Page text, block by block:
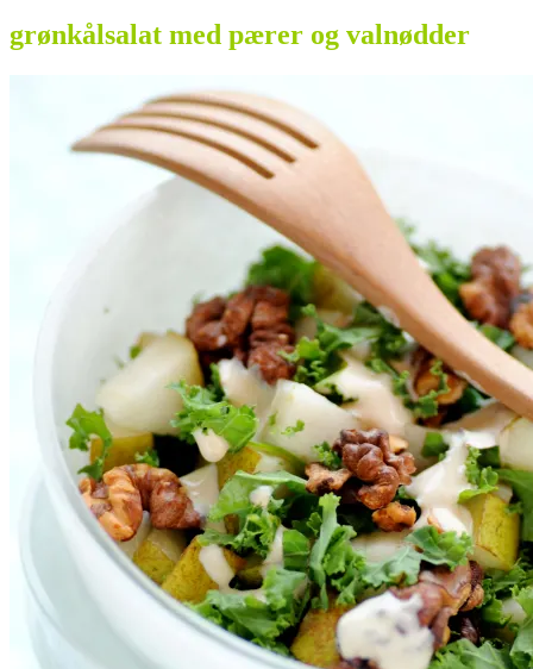
grønkålsalat med pærer og valnødder